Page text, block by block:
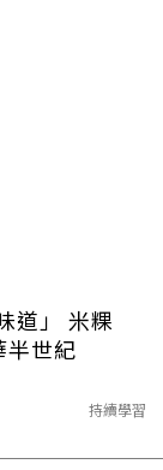
道」 米粿
半世紀
持續學習